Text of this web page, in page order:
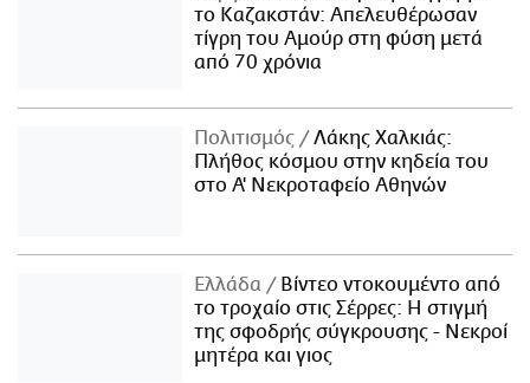
το Καζακστάν: Απελευθέρωσαν
τίγρη του Αμούρ στη φύση μετά
από 70 χρόνια
Πολιτισμός
Λάκης Χαλκιάς:
Πλήθος κόσμου στην κηδεία του
στο Α' Νεκροταφείο Αθηνών
Ελλάδα
Βίντεο ντοκουμέντο από
το τροχαίο στις Σέρρες: Η στιγμή
της σφοδρής σύγκρουσης - Νεκροί
μητέρα και γιος